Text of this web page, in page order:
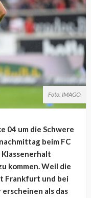
Foto: IMAGO
04 um die Schwere
beim FC
kommen. Weil die
Frankfurt und bei
erscheinen als das